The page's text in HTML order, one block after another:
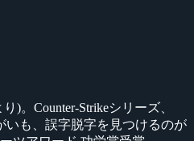
)。Counter-Strikeシリーズ、
いも、誤字脱字を見つけるのが